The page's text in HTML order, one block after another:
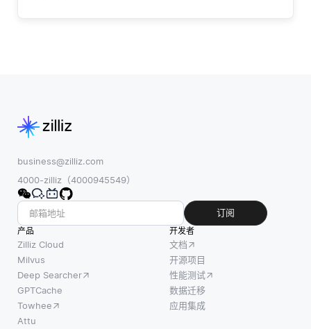
business@zilliz.com
4000-zilliz（4000945549）
订阅
产品
Zilliz Cloud
Milvus
Deep Searcher
GPTCache
Towhee
Attu
开发者
文档
开源项目
性能测试
数据迁移
应用集成